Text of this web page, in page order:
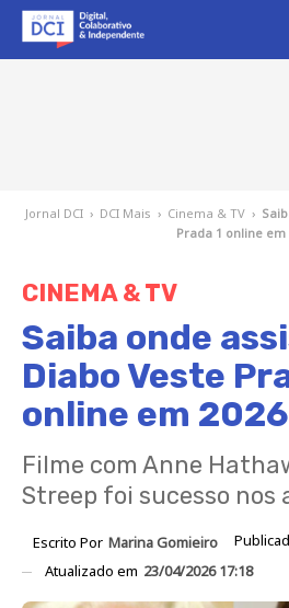
Jornal DCI › DCI Mais › Cinema & TV ›
Prada 1 online em
CINEMA & TV
Saiba onde
Diabo Veste
online em 2026
Filme com Anne
Streep foi sucesso nos
Escrito Por Marina Gomieiro
Atualizado em 23/04/2026 17:18